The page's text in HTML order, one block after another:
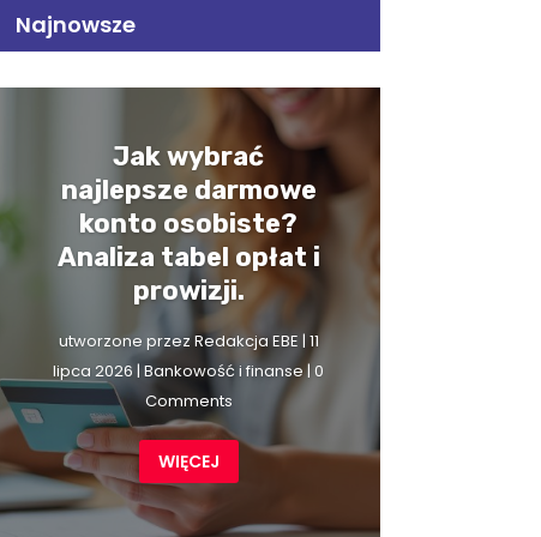
Najnowsze
Jak wybrać
najlepsze darmowe
konto osobiste?
Analiza tabel opłat i
prowizji.
utworzone przezRedakcja EBE | 11
lipca 2026 |Bankowość i finanse| 0
Comments
WIĘCEJ